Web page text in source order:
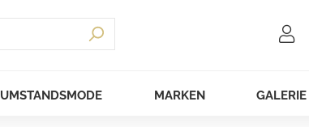
UMSTANDSMODE MARKEN GALERIE